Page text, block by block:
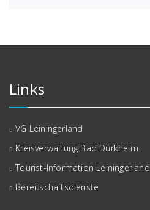
Links
VG Leiningerland
Kreisverwaltung Bad Dürkheim
Tourist-Information Leiningerland
Bereitschaftsdienste